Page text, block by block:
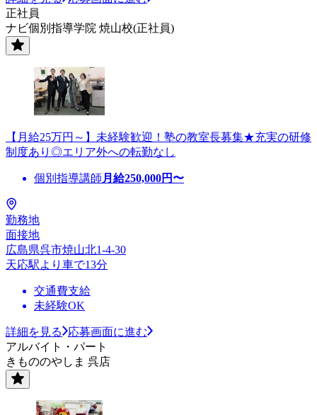
正社員
ナビ個別指導学院 焼山校(正社員)
【月給25万円～】未経験歓迎！塾の教室長募集★充実の研修
制度あり◎エリア外への転勤なし
個別指導講師 月給250,000円〜
勤務地
面接地
広島県呉市焼山北1-4-30
天応駅より車で13分
交通費支給
未経験OK
詳細を見る
応募画面に進む
アルバイト・パート
きもののやしま 呉店